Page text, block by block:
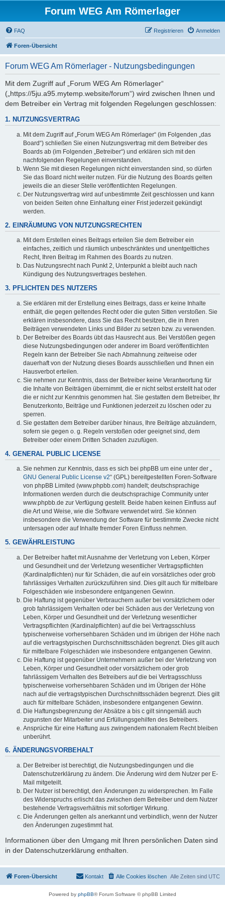
Forum WEG Am Römerlager
FAQ Anmelden
Registrieren
Foren-Übersicht
Forum WEG Am Römerlager - Nutzungsbedingungen
Mit dem Zugriff auf „Forum WEG Am Römerlager“
(„https://5ju.a95.mytemp.website/forum“) wird zwischen Ihnen und
dem Betreiber ein Vertrag mit folgenden Regelungen geschlossen:
1. NUTZUNGSVERTRAG
Mit dem Zugriff auf „Forum WEG Am Römerlager“ (im Folgenden „das
Board“) schließen Sie einen Nutzungsvertrag mit dem Betreiber des
Boards ab (im Folgenden „Betreiber“) und erklären sich mit den
nachfolgenden Regelungen einverstanden.
Wenn Sie mit diesen Regelungen nicht einverstanden sind, so dürfen
Sie das Board nicht weiter nutzen. Für die Nutzung des Boards gelten
jeweils die an dieser Stelle veröffentlichten Regelungen.
Der Nutzungsvertrag wird auf unbestimmte Zeit geschlossen und kann
von beiden Seiten ohne Einhaltung einer Frist jederzeit gekündigt
werden.
2. EINRÄUMUNG VON NUTZUNGSRECHTEN
Mit dem Erstellen eines Beitrags erteilen Sie dem Betreiber ein
einfaches, zeitlich und räumlich unbeschränktes und unentgeltliches
Recht, Ihren Beitrag im Rahmen des Boards zu nutzen.
Das Nutzungsrecht nach Punkt 2, Unterpunkt a bleibt auch nach
Kündigung des Nutzungsvertrages bestehen.
3. PFLICHTEN DES NUTZERS
Sie erklären mit der Erstellung eines Beitrags, dass er keine Inhalte
enthält, die gegen geltendes Recht oder die guten Sitten verstoßen. Sie
erklären insbesondere, dass Sie das Recht besitzen, die in Ihren
Beiträgen verwendeten Links und Bilder zu setzen bzw. zu verwenden.
Der Betreiber des Boards übt das Hausrecht aus. Bei Verstößen gegen
diese Nutzungsbedingungen oder anderer im Board veröffentlichten
Regeln kann der Betreiber Sie nach Abmahnung zeitweise oder
dauerhaft von der Nutzung dieses Boards ausschließen und Ihnen ein
Hausverbot erteilen.
Sie nehmen zur Kenntnis, dass der Betreiber keine Verantwortung für
die Inhalte von Beiträgen übernimmt, die er nicht selbst erstellt hat oder
die er nicht zur Kenntnis genommen hat. Sie gestatten dem Betreiber, Ihr
Benutzerkonto, Beiträge und Funktionen jederzeit zu löschen oder zu
sperren.
Sie gestatten dem Betreiber darüber hinaus, Ihre Beiträge abzuändern,
sofern sie gegen o. g. Regeln verstoßen oder geeignet sind, dem
Betreiber oder einem Dritten Schaden zuzufügen.
4. GENERAL PUBLIC LICENSE
Sie nehmen zur Kenntnis, dass es sich bei phpBB um eine unter der „
GNU General Public License v2“ (GPL) bereitgestellten Foren-Software
von phpBB Limited (www.phpbb.com) handelt; deutschsprachige
Informationen werden durch die deutschsprachige Community unter
www.phpbb.de zur Verfügung gestellt. Beide haben keinen Einfluss auf
die Art und Weise, wie die Software verwendet wird. Sie können
insbesondere die Verwendung der Software für bestimmte Zwecke nicht
untersagen oder auf Inhalte fremder Foren Einfluss nehmen.
5. GEWÄHRLEISTUNG
Der Betreiber haftet mit Ausnahme der Verletzung von Leben, Körper
und Gesundheit und der Verletzung wesentlicher Vertragspflichten
(Kardinalpflichten) nur für Schäden, die auf ein vorsätzliches oder grob
fahrlässiges Verhalten zurückzuführen sind. Dies gilt auch für mittelbare
Folgeschäden wie insbesondere entgangenen Gewinn.
Die Haftung ist gegenüber Verbrauchern außer bei vorsätzlichem oder
grob fahrlässigem Verhalten oder bei Schäden aus der Verletzung von
Leben, Körper und Gesundheit und der Verletzung wesentlicher
Vertragspflichten (Kardinalpflichten) auf die bei Vertragsschluss
typischerweise vorhersehbaren Schäden und im übrigen der Höhe nach
auf die vertragstypischen Durchschnittsschäden begrenzt. Dies gilt auch
für mittelbare Folgeschäden wie insbesondere entgangenen Gewinn.
Die Haftung ist gegenüber Unternehmern außer bei der Verletzung von
Leben, Körper und Gesundheit oder vorsätzlichem oder grob
fahrlässigem Verhalten des Betreibers auf die bei Vertragsschluss
typischerweise vorhersehbaren Schäden und im Übrigen der Höhe
nach auf die vertragstypischen Durchschnittsschäden begrenzt. Dies gilt
auch für mittelbare Schäden, insbesondere entgangenen Gewinn.
Die Haftungsbegrenzung der Absätze a bis c gilt sinngemäß auch
zugunsten der Mitarbeiter und Erfüllungsgehilfen des Betreibers.
Ansprüche für eine Haftung aus zwingendem nationalem Recht bleiben
unberührt.
6. ÄNDERUNGSVORBEHALT
Der Betreiber ist berechtigt, die Nutzungsbedingungen und die
Datenschutzerklärung zu ändern. Die Änderung wird dem Nutzer per E-
Mail mitgeteilt.
Der Nutzer ist berechtigt, den Änderungen zu widersprechen. Im Falle
des Widerspruchs erlischt das zwischen dem Betreiber und dem Nutzer
bestehende Vertragsverhältnis mit sofortiger Wirkung.
Die Änderungen gelten als anerkannt und verbindlich, wenn der Nutzer
den Änderungen zugestimmt hat.
Informationen über den Umgang mit Ihren persönlichen Daten sind
in der Datenschutzerklärung enthalten.
Foren-Übersicht Alle Zeiten sind UTC
Alle Cookies löschen
Kontakt
Powered by phpBB® Forum Software © phpBB Limited